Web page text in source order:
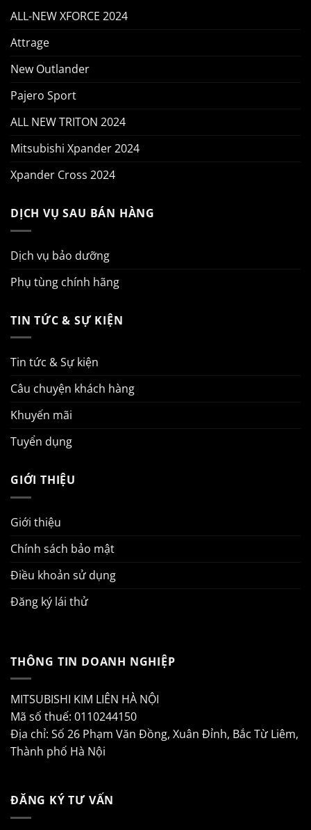
ALL-NEW XFORCE 2024
Attrage
New Outlander
Pajero Sport
ALL NEW TRITON 2024
Mitsubishi Xpander 2024
Xpander Cross 2024
DỊCH VỤ SAU BÁN HÀNG
Dịch vụ bảo dưỡng
Phụ tùng chính hãng
TIN TỨC & SỰ KIỆN
Tin tức & Sự kiện
Câu chuyện khách hàng
Khuyến mãi
Tuyển dụng
GIỚI THIỆU
Giới thiệu
Chính sách bảo mật
Điều khoản sử dụng
Đăng ký lái thử
THÔNG TIN DOANH NGHIỆP
MITSUBISHI KIM LIÊN HÀ NỘI
Mã số thuế: 0110244150
Địa chỉ: Số 26 Phạm Văn Đồng, Xuân Đỉnh, Bắc Từ Liêm,
Thành phố Hà Nội
ĐĂNG KÝ TƯ VẤN